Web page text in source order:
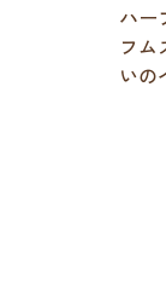
ハー
フ
いの